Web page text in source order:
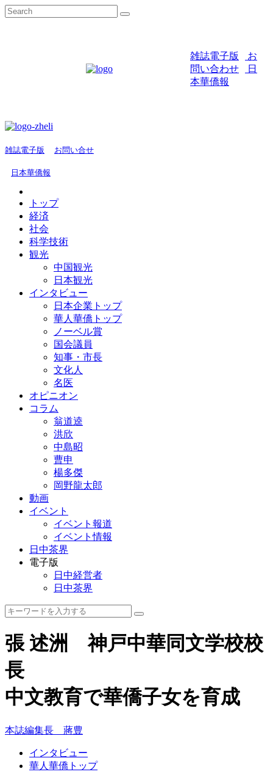
雑誌電子版
お
問い合わせ
日
本華僑報
雑誌電子版 お問い合せ
日本華僑報
トップ
経済
社会
科学技術
観光
中国観光
日本観光
インタビュー
日本企業トップ
華人華僑トップ
ノーベル賞
国会議員
知事・市長
文化人
名医
オピニオン
コラム
翁道逵
洪欣
中島昭
曹申
楊多傑
岡野龍太郎
動画
イベント
イベント報道
イベント情報
日中茶界
電子版
日中経営者
日中茶界
張 述洲 神戸中華同文学校校
長
中文教育で華僑子女を育成
本誌編集長 蔣豊
インタビュー
華人華僑トップ